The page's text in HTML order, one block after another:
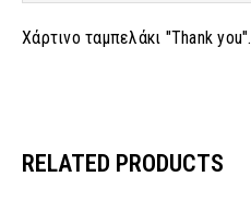
Χάρτινο ταμπελάκι "Thank you".
RELATED PRODUCTS